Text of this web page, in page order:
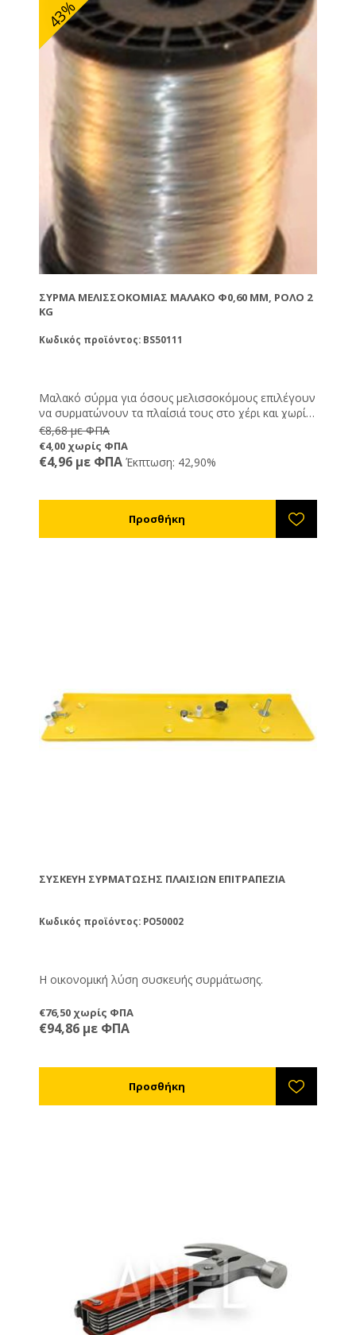
43%
ΣΎΡΜΑ ΜΕΛΙΣΣΟΚΟΜΊΑΣ ΜΑΛΑΚΌ Φ0,60 MM, ΡΟΛΌ 2
KG
Κωδικός προϊόντος: BS50111
Μαλακό σύρμα για όσους μελισσοκόμους επιλέγουν
να συρματώνουν τα πλαίσιά τους στο χέρι και χωρίς
τη χρήση συσκευής συρμάτωσης.
€8,68 με ΦΠΑ
€4,00 χωρίς ΦΠΑ
€4,96 με ΦΠΑ Έκπτωση: 42,90%
ΣΥΣΚΕΥΉ ΣΥΡΜΆΤΩΣΗΣ ΠΛΑΙΣΊΩΝ ΕΠΙΤΡΑΠΈΖΙΑ
Κωδικός προϊόντος: PO50002
Η οικονομική λύση συσκευής συρμάτωσης.
€76,50 χωρίς ΦΠΑ
€94,86 με ΦΠΑ